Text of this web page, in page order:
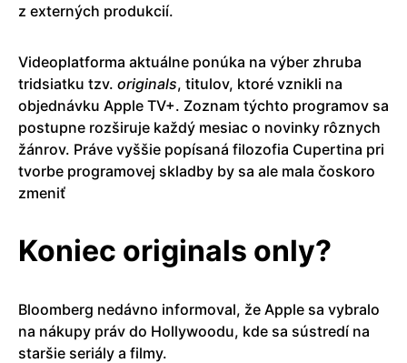
z externých produkcií.
Videoplatforma aktuálne ponúka na výber zhruba
tridsiatku tzv. originals, titulov, ktoré vznikli na
objednávku Apple TV+. Zoznam týchto programov sa
postupne rozširuje každý mesiac o novinky rôznych
žánrov. Práve vyššie popísaná filozofia Cupertina pri
tvorbe programovej skladby by sa ale mala čoskoro
zmeniť
Koniec originals only?
Bloomberg nedávno informoval, že Apple sa vybralo
na nákupy práv do Hollywoodu, kde sa sústredí na
staršie seriály a filmy.